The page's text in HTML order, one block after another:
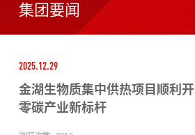
燃气业务
投资者关系
集团要闻
2025.12.29
金湖生物质集中供热项目顺利
零碳产业新标杆